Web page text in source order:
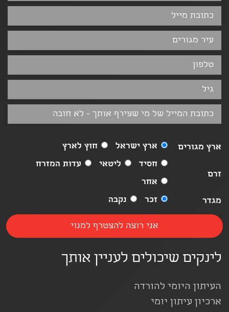
ארץ מגורים ארץ ישראל חוץ לארץ
זרם
חסיד ליטאי
עדות המזרח
אחר
מגדר
זכר נקבה
לינקים שיכולים לעניין אותך
העיתון היומי להורדה
ארכיון עיתון יומי